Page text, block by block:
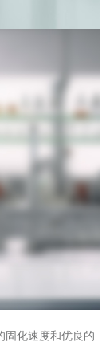
固化速度和优良的